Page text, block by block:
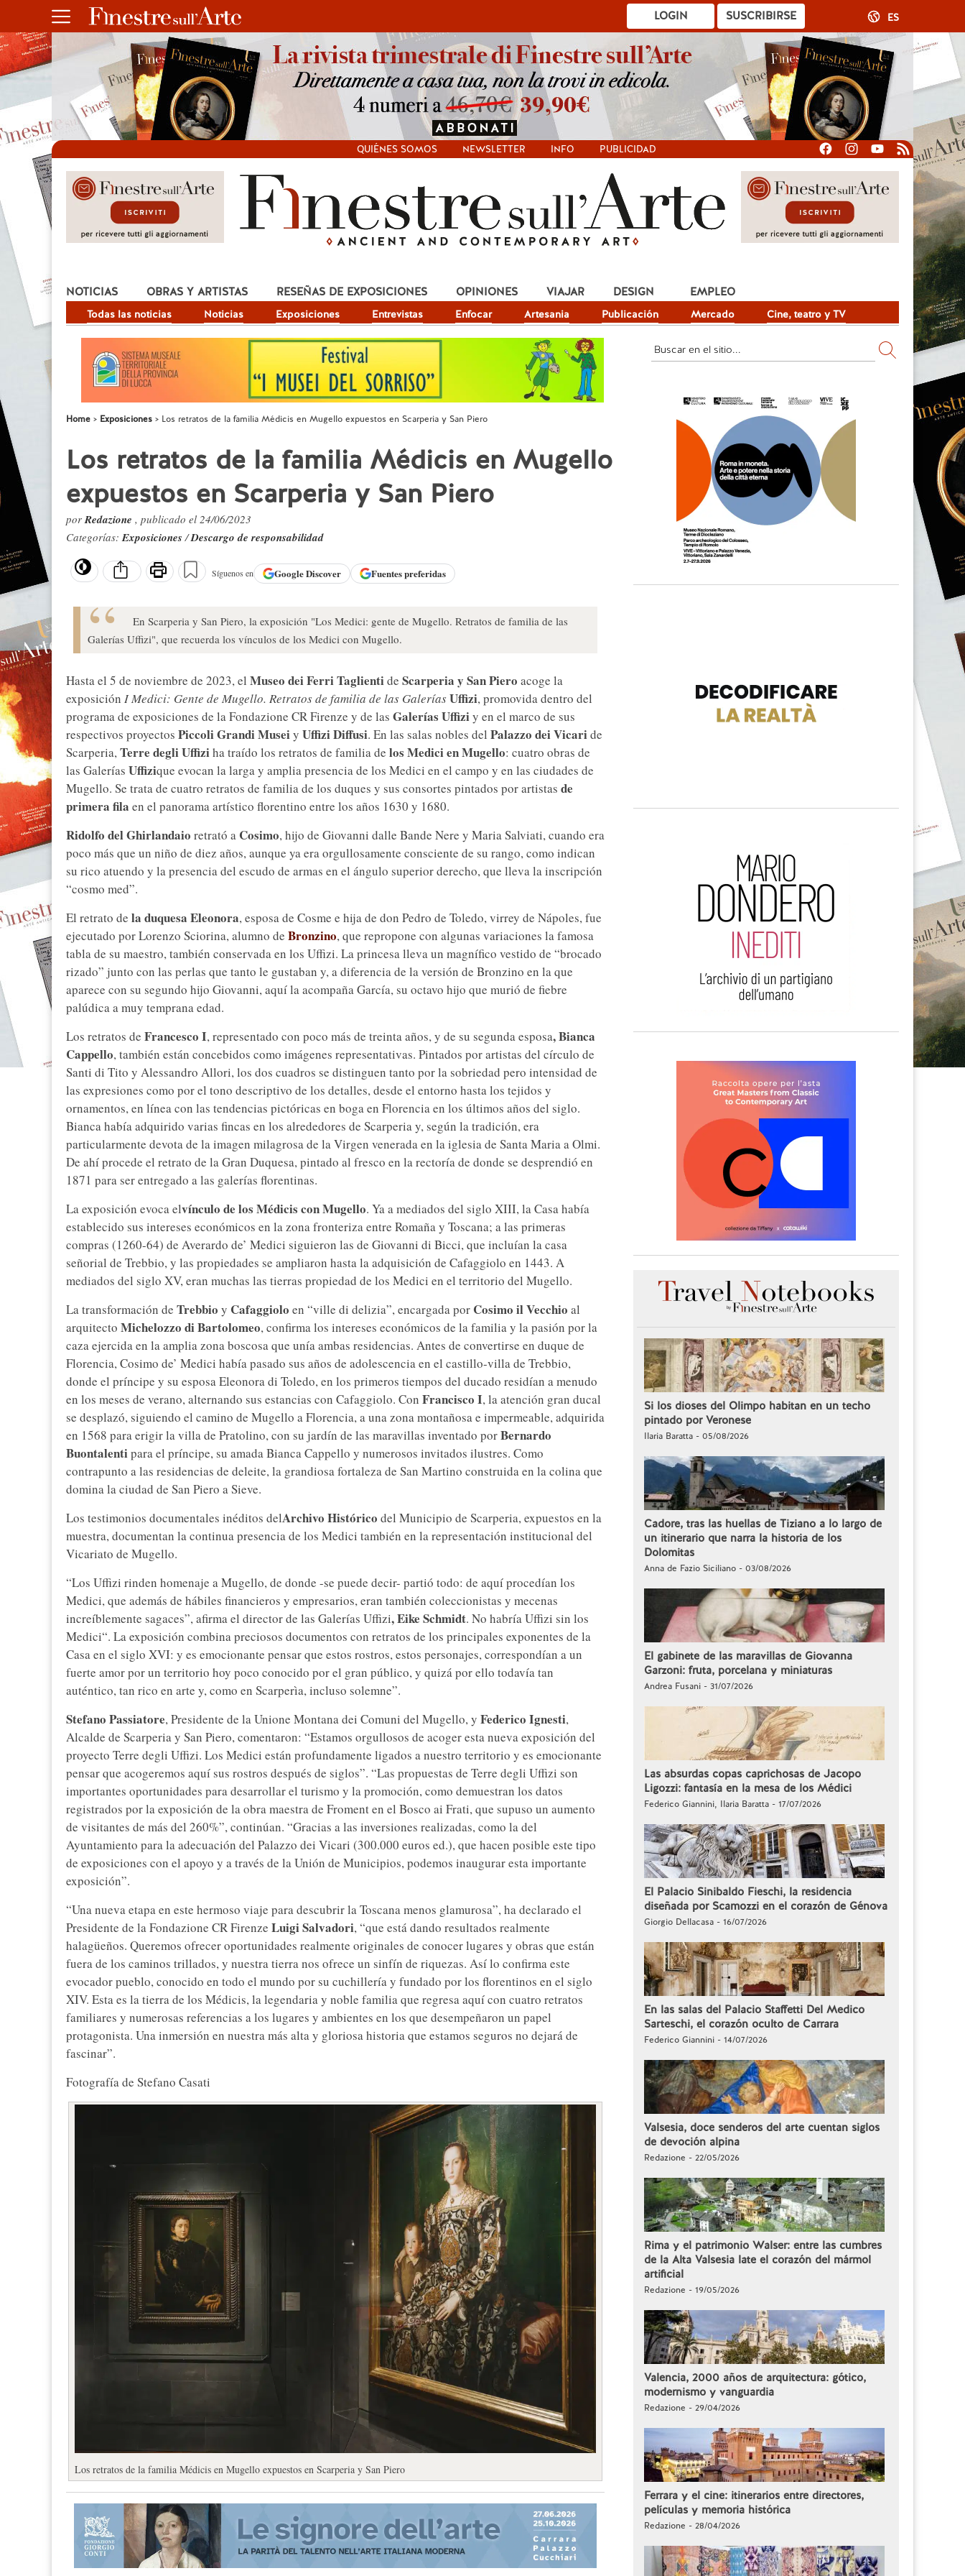
SUSCRIBIRSE
LOGIN ES
QUIÉNES SOMOS NEWSLETTER INFO PUBLICIDAD
NOTICIAS
Todas las noticias Noticias Exposiciones Entrevistas Enfocar Artesania Publicación Mercado Cine, teatro y TV
OBRAS Y ARTISTAS RESEÑAS DE EXPOSICIONES OPINIONES VIAJAR DESIGN EMPLEO
Home Exposiciones Los retratos de la familia Médicis en Mugello expuestos en Scarperia y San Piero
Los retratos de la familia Médicis en Mugello
expuestos en Scarperia y San Piero
porRedazione , publicado el 24/06/2023
Categorías:Exposiciones/Descargo de responsabilidad
Síguenos en GoogleDiscover Fuentes preferidas
En Scarperia y San Piero, la exposición "Los Medici: gente de Mugello. Retratos de familia de las
Galerías Uffizi", que recuerda los vínculos de los Medici con Mugello.
Hasta el 5 de noviembre de 2023, el Museo dei Ferri Taglientide Scarperia y San Piero acoge la
exposición I Medici: Gente de Mugello. Retratos de familia de las GaleríasUffizi, promovida dentro del
programa de exposiciones de la Fondazione CR Firenze y de las Galerías Uffiziy en el marco de sus
respectivos proyectos Piccoli Grandi Museiy Uffizi Diffusi. En las salas nobles del Palazzo dei Vicaride
Scarperia,Terre degli Uffiziha traído los retratos de familia de los Medici en Mugello: cuatro obras de
las Galerías Uffizique evocan la larga y amplia presencia de los Medici en el campo y en las ciudades de
Mugello. Se trata de cuatro retratos de familia de los duques y sus consortes pintados por artistas de
primera fila en el panorama artístico florentino entre los años 1630 y 1680.
Ridolfo del Ghirlandaio retrató a Cosimo, hijo de Giovanni dalle Bande Nere y Maria Salviati, cuando era
poco más que un niño de diez años, aunque ya era orgullosamente consciente de su rango, como indican
su rico atuendo y la presencia del escudo de armas en el ángulo superior derecho, que lleva la inscripción
“cosmo med”.
El retrato de la duquesa Eleonora, esposa de Cosme e hija de don Pedro de Toledo, virrey de Nápoles, fue
ejecutado por Lorenzo Sciorina, alumno de Bronzino, que repropone con algunas variaciones la famosa
tabla de su maestro, también conservada en los Uffizi. La princesa lleva un magnífico vestido de “brocado
rizado” junto con las perlas que tanto le gustaban y, a diferencia de la versión de Bronzino en la que
aparece con su segundo hijo Giovanni, aquí la acompaña García, su octavo hijo que murió de fiebre
palúdica a muy temprana edad.
Los retratos de Francesco I, representado con poco más de treinta años, y de su segunda esposa, Bianca
Cappello, también están concebidos como imágenes representativas. Pintados por artistas del círculo de
Santi di Tito y Alessandro Allori, los dos cuadros se distinguen tanto por la sobriedad pero intensidad de
las expresiones como por el tono descriptivo de los detalles, desde el entorno hasta los tejidos y
ornamentos, en línea con las tendencias pictóricas en boga en Florencia en los últimos años del siglo.
Bianca había adquirido varias fincas en los alrededores de Scarperia y, según la tradición, era
particularmente devota de la imagen milagrosa de la Virgen venerada en la iglesia de Santa Maria a Olmi.
De ahí procede el retrato de la Gran Duquesa, pintado al fresco en la rectoría de donde se desprendió en
1871 para ser entregado a las galerías florentinas.
La exposición evoca elvínculo de los Médicis con Mugello. Ya a mediados del siglo XIII, la Casa había
establecido sus intereses económicos en la zona fronteriza entre Romaña y Toscana; a las primeras
compras (1260-64) de Averardo de’ Medici siguieron las de Giovanni di Bicci, que incluían la casa
señorial de Trebbio, y las propiedades se ampliaron hasta la adquisición de Cafaggiolo en 1443. A
mediados del siglo XV, eran muchas las tierras propiedad de los Medici en el territorio del Mugello.
La transformación de Trebbio y Cafaggiolo en “ville di delizia”, encargada por Cosimo il Vecchio al
arquitecto Michelozzo di Bartolomeo, confirma los intereses económicos de la familia y la pasión por la
caza ejercida en la amplia zona boscosa que unía ambas residencias. Antes de convertirse en duque de
Florencia, Cosimo de’ Medici había pasado sus años de adolescencia en el castillo-villa de Trebbio,
donde el príncipe y su esposa Eleonora di Toledo, en los primeros tiempos del ducado residían a menudo
en los meses de verano, alternando sus estancias con Cafaggiolo. Con Francisco I, la atención gran ducal
se desplazó, siguiendo el camino de Mugello a Florencia, a una zona montañosa e impermeable, adquirida
en 1568 para erigir la villa de Pratolino, con su jardín de las maravillas inventado porBernardo
Buontalentipara el príncipe, su amada Bianca Cappello y numerosos invitados ilustres. Como
contrapunto a las residencias de deleite, la grandiosa fortaleza de San Martino construida en la colina que
domina la ciudad de San Piero a Sieve.
Los testimonios documentales inéditos delArchivo Histórico del Municipio de Scarperia, expuestos en la
muestra, documentan la continua presencia de los Medici también en la representación institucional del
Vicariato de Mugello.
“Los Uffizi rinden homenaje a Mugello, de donde -se puede decir- partió todo: de aquí procedían los
Medici, que además de hábiles financieros y empresarios, eran también coleccionistas y mecenas
increíblemente sagaces”, afirma el director de las Galerías Uffizi, Eike Schmidt. No habría Uffizi sin los
Medici“. La exposición combina preciosos documentos con retratos de los principales exponentes de la
Casa en el siglo XVI: y es emocionante pensar que estos rostros, estos personajes, correspondían a un
fuerte amor por un territorio hoy poco conocido por el gran público, y quizá por ello todavía tan
auténtico, tan rico en arte y, como en Scarperìa, incluso solemne”.
Stefano Passiatore, Presidente de la Unione Montana dei Comuni del Mugello, y Federico Ignesti,
Alcalde de Scarperia y San Piero, comentaron: “Estamos orgullosos de acoger esta nueva exposición del
proyecto Terre degli Uffizi. Los Medici están profundamente ligados a nuestro territorio y es emocionante
pensar que acogeremos aquí sus rostros después de siglos”. “Las propuestas de Terre degli Uffizi son
importantes oportunidades para desarrollar el turismo y la promoción, como demuestran los datos
registrados por la exposición de la obra maestra de Froment en el Bosco ai Frati, que supuso un aumento
de visitantes de más del 260%”, continúan. “Gracias a las inversiones realizadas, como la del
Ayuntamiento para la adecuación del Palazzo dei Vicari (300.000 euros ed.), que hacen posible este tipo
de exposiciones con el apoyo y a través de la Unión de Municipios, podemos inaugurar esta importante
exposición”.
“Una nueva etapa en este hermoso viaje para descubrir la Toscana menos glamurosa”, ha declarado el
Presidente de la Fondazione CR Firenze Luigi Salvadori, “que está dando resultados realmente
halagüeños. Queremos ofrecer oportunidades realmente originales de conocer lugares y obras que están
fuera de los caminos trillados, y nuestra tierra nos ofrece un sinfín de riquezas. Así lo confirma este
evocador pueblo, conocido en todo el mundo por su cuchillería y fundado por los florentinos en el siglo
XIV. Esta es la tierra de los Médicis, la legendaria y noble familia que regresa aquí con cuatro retratos
familiares y numerosas referencias a los lugares y ambientes en los que desempeñaron un papel
protagonista. Una inmersión en nuestra más alta y gloriosa historia que estamos seguros no dejará de
fascinar”.
Fotografía de Stefano Casati
Los retratos de la familia Médicis en Mugello expuestos en Scarperia y San Piero
Si los dioses del Olimpo habitan en un techo
pintado por Veronese
Ilaria Baratta - 05/08/2026
Cadore, tras las huellas de Tiziano a lo largo de
un itinerario que narra la historia de los
Dolomitas
Anna de Fazio Siciliano - 03/08/2026
El gabinete de las maravillas de Giovanna
Garzoni: fruta, porcelana y miniaturas
Andrea Fusani - 31/07/2026
Las absurdas copas caprichosas de Jacopo
Ligozzi: fantasía en la mesa de los Médici
Federico Giannini, Ilaria Baratta - 17/07/2026
El Palacio Sinibaldo Fieschi, la residencia
diseñada por Scamozzi en el corazón de Génova
Giorgio Dellacasa - 16/07/2026
En las salas del Palacio Staffetti Del Medico
Sarteschi, el corazón oculto de Carrara
Federico Giannini - 14/07/2026
Valsesia, doce senderos del arte cuentan siglos
de devoción alpina
Redazione - 22/05/2026
Rima y el patrimonio Walser: entre las cumbres
de la Alta Valsesia late el corazón del mármol
artificial
Redazione - 19/05/2026
Valencia, 2000 años de arquitectura: gótico,
modernismo y vanguardia
Redazione - 29/04/2026
Ferrara y el cine: itinerarios entre directores,
películas y memoria histórica
Redazione - 28/04/2026